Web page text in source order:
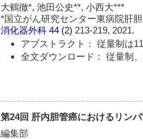
大鶴徹*, 池田公史**, 小西大***
*国立がん研究センター東病院肝
消化器外科 44 (2) 213-219, 2021.
アブストラクト： 従量制は
全文ダウンロード： 従量制
第24回 肝内胆管癌におけるリン
編集部